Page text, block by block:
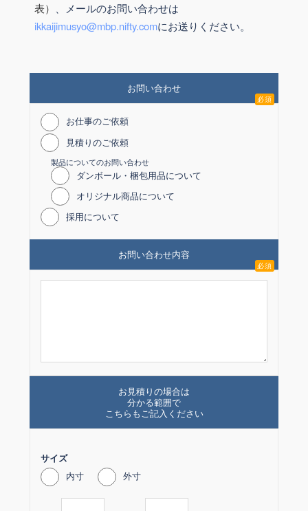
表） 、メールのお問い合わせは
ikkaijimusyo@mbp.nifty.comにお送りください。
お問い合わせ
必須
お仕事のご依頼
見積りのご依頼
ダンボール・梱包用品について
オリジナル商品について
採用について
お問い合わせ内容
必須
お見積りの場合は
分かる範囲で
こちらもご記入ください
サイズ
内寸
外寸